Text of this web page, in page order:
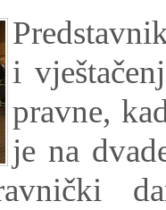
i
pravne,
je na